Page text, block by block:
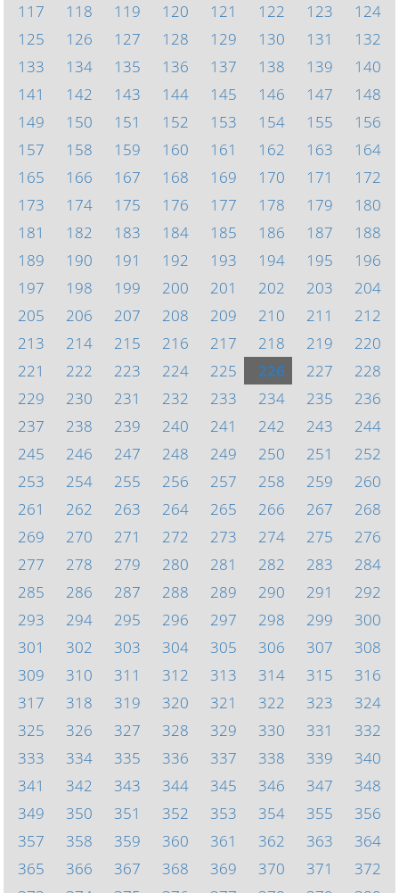
117
118 119 120 121 122 123
124
125
126 127 128 129 130 131
132
133
134 135 136 137 138 139
140
141
142 143 144 145 146 147
148
149
150 151 152 153 154 155
156
157
158 159 160 161 162 163
164
165
166 167 168 169 170 171
172
173
174 175 176 177 178 179
180
181
182 183 184 185 186 187
188
189
190 191 192 193 194 195
196
197
198 199 200 201 202 203
204
205
206 207 208 209 210 211
212
213
214 215 216 217 218 219
220
221
222 223 224 225 226 227
228
229
230 231 232 233 234 235
236
237
238 239 240 241 242 243
244
245
246 247 248 249 250 251
252
253
254 255 256 257 258 259
260
261
262 263 264 265 266 267
268
269
270 271 272 273 274 275
276
277
278 279 280 281 282 283
284
285
286 287 288 289 290 291
292
293
294 295 296 297 298 299
300
301
302 303 304 305 306 307
308
309
310 311 312 313 314 315
316
317
318 319 320 321 322 323
324
325
326 327 328 329 330 331
332
333
334 335 336 337 338 339
340
341
342 343 344 345 346 347
348
349
350 351 352 353 354 355
356
357
358 359 360 361 362 363
364
365
366 367 368 369 370 371
372